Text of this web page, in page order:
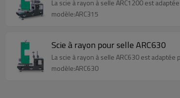
La scie à rayon à selle ARC1200 est
modèle:ARC315
Scie à rayon pour selle ARC630
La scie à rayon à selle ARC630 est
modèle:ARC630